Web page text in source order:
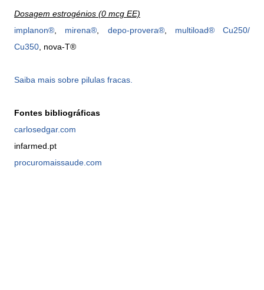
Dosagem estrogénios (0 mcg EE)
implanon®
mirena® depo-provera®, multiload®Cu250/
Cu350 , nova-T®
Saiba mais sobre pilulas fracas.
Fontes bibliográficas
carlosedgar.com
infarmed.pt
procuromaissaude.com